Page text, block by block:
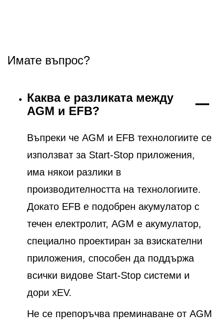
Имате въпрос?
Каква е разликата между
AGM и EFB?
Въпреки че AGM и EFB технологиите се
използват за Start-Stop приложения,
има някои разлики в
производителността на технологиите.
Докато EFB е подобрен акумулатор с
течен електролит, AGM е акумулатор,
специално проектиран за взискателни
приложения, способен да поддържа
всички видове Start-Stop системи и
дори xEV.
Не се препоръчва преминаване от AGM